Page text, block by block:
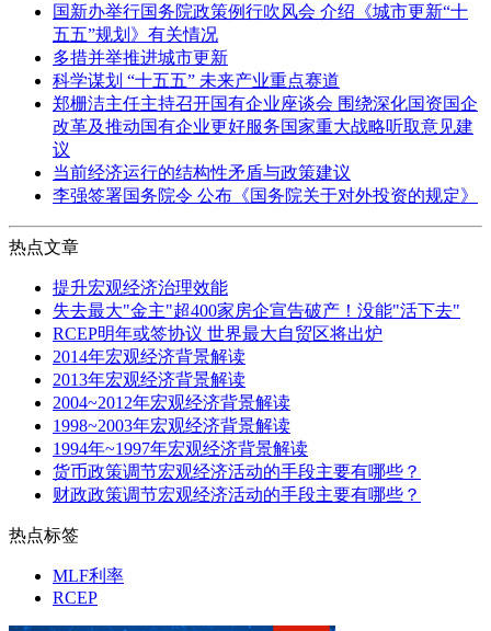
国新办举行国务院政策例行吹风会 介绍《城市更新“十
五五”规划》有关情况
多措并举推进城市更新
科学谋划 “十五五” 未来产业重点赛道
郑栅洁主任主持召开国有企业座谈会 围绕深化国资国企
改革及推动国有企业更好服务国家重大战略听取意见建
议
当前经济运行的结构性矛盾与政策建议
李强签署国务院令 公布《国务院关于对外投资的规定》
热点文章
提升宏观经济治理效能
失去最大"金主"超400家房企宣告破产！没能"活下去"
RCEP明年或签协议 世界最大自贸区将出炉
2014年宏观经济背景解读
2013年宏观经济背景解读
2004~2012年宏观经济背景解读
1998~2003年宏观经济背景解读
1994年~1997年宏观经济背景解读
货币政策调节宏观经济活动的手段主要有哪些？
财政政策调节宏观经济活动的手段主要有哪些？
热点标签
MLF利率
RCEP